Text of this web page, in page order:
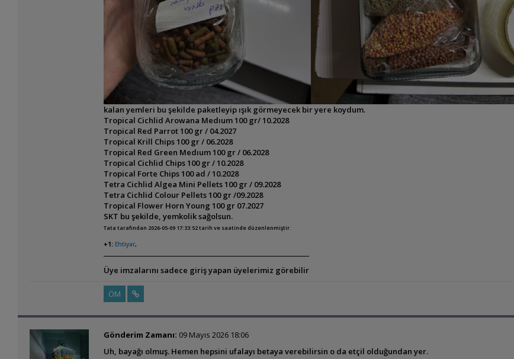
kalan yemleri bu şekilde paketleyip ışık görmeyecek bir yere koydum.
Tropical Cichlid Arowana Medıum 100 gr/ 10.2028
Tropical Red Parrot 100 gr / 04.2027
Tropical Krill Chips 100 gr / 06.2028
Tropical Red Green Medıum 100 gr / 06.2028
Tropical Cichlid Chips 100 gr / 10.2028
Tropical Forte Chips 100 ad / 10.2028
Tetra Cichlid Algea Mini Pellets 100 gr / 09.2028
Tetra Cichlid Colour Pellets 100 gr /09.2028
Tropical Flower Horn Young 100 gr 07.2027
SKT bu şekilde, yemkolik sağolsun.
Tata tarafından 2026-05-09 17:33:52 tarih ve saatinde düzenlenmiştir.
+1: Ehtiyar,
Üye imzalarını sadece giriş yapan üyelerimiz görebilir
ÖM
Gönderim Zamanı: 09 Mayıs 2026 18:06
Uh, bayağı olmuş. Hemen hepsini ufalayı betaya verebilirsin o da etçil olduğundan yer.